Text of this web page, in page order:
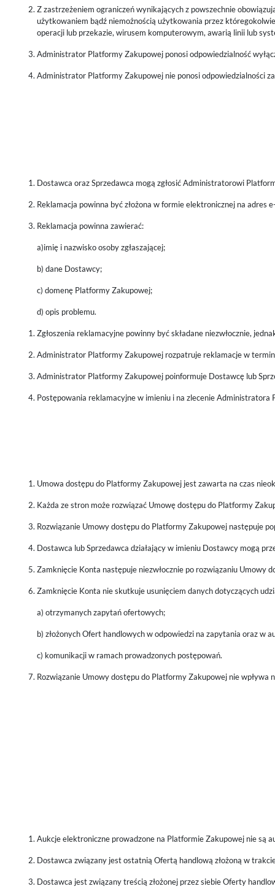
Z zastrzeżeniem ograniczeń wynikających z powszechnie
użytkowaniem bądź niemożnością użytkowania przez
operacji lub przekazie, wirusem komputerowym, awarią linii lub
Administrator Platformy Zakupowej ponosi odpowiedzialność
Administrator Platformy Zakupowej nie ponosi odpowiedzialności
Dostawca oraz Sprzedawca mogą zgłosić Administratorowi
Reklamacja powinna być złożona w formie elektronicznej na adres
Reklamacja powinna zawierać:
a)imię i nazwisko osoby zgłaszającej;
b) dane Dostawcy;
c) domenę Platformy Zakupowej;
d) opis problemu.
Zgłoszenia reklamacyjne powinny być składane niezwłocznie,
Administrator Platformy Zakupowej rozpatruje reklamacje w
Administrator Platformy Zakupowej poinformuje Dostawcę lub
Postępowania reklamacyjne w imieniu i na zlecenie
Umowa dostępu do Platformy Zakupowej jest zawarta na czas
Każda ze stron może rozwiązać Umowę dostępu do Platformy
Rozwiązanie Umowy dostępu do Platformy Zakupowej następuje
Dostawca lub Sprzedawca działający w imieniu Dostawcy mogą
Zamknięcie Konta następuje niezwłocznie po rozwiązaniu Umowy
Zamknięcie Konta nie skutkuje usunięciem danych dotyczących
a) otrzymanych zapytań ofertowych;
b) złożonych Ofert handlowych w odpowiedzi na zapytania oraz w
c) komunikacji w ramach prowadzonych postępowań.
Rozwiązanie Umowy dostępu do Platformy Zakupowej nie
Aukcje elektroniczne prowadzone na Platformie Zakupowej nie są
Dostawca związany jest ostatnią Ofertą handlową złożoną w
Dostawca jest związany treścią złożonej przez siebie Oferty